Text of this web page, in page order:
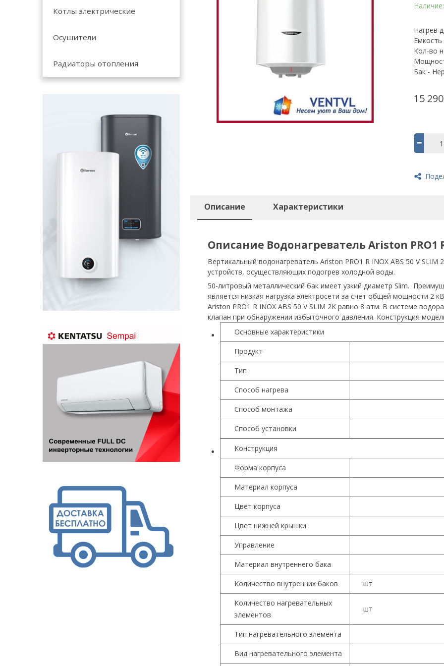
Котлы электрические
Осушители
Радиаторы отопления
Нагрев
Кол-во
Бак -
15
Описание Характеристики
Описание Водонагреватель Ariston PRO1 R
Вертикальный водонагреватель Ariston PRO1 R INOX ABS 50 V SLIM
устройств, осуществляющих подогрев холодной воды.
50-литровый металлический бак имеет узкий диаметр Slim.
является низкая нагрузка электросети за счет общей мощности 2
Ariston PRO1 R INOX ABS 50 V SLIM 2K равно 8 атм. В системе
клапан при обнаружении избыточного давления. Конструкция
Основные характеристики
Продукт
Тип
Способ нагрева
Способ монтажа
Способ установки
Конструкция
Форма корпуса
Материал корпуса
Цвет корпуса
Цвет нижней крышки
Управление
Материал внутреннего бака
Количество внутренних баков шт
Количество нагревательных
элементов
шт
Тип нагревательного элемента
Вид нагревательного элемента